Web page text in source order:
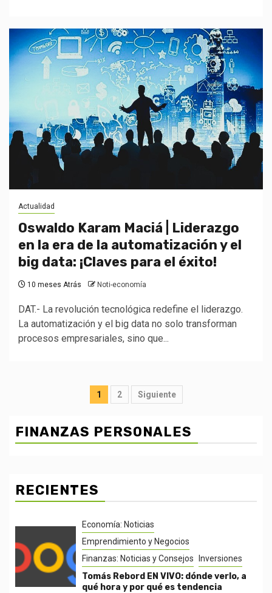
Actualidad
Oswaldo Karam Maciá | Liderazgo
en la era de la automatización y el
big data: ¡Claves para el éxito!
10 meses Atrás Noti-economía
DAT.- La revolución tecnológica redefine el liderazgo.
La automatización y el big data no solo transforman
procesos empresariales, sino que...
Posts
1 2 Siguiente
FINANZAS PERSONALES
RECIENTES
Economía: Noticias
Emprendimiento y Negocios
Finanzas: Noticias y Consejos
Inversiones
Tomás Rebord EN VIVO: dónde verlo, a
qué hora y por qué es tendencia